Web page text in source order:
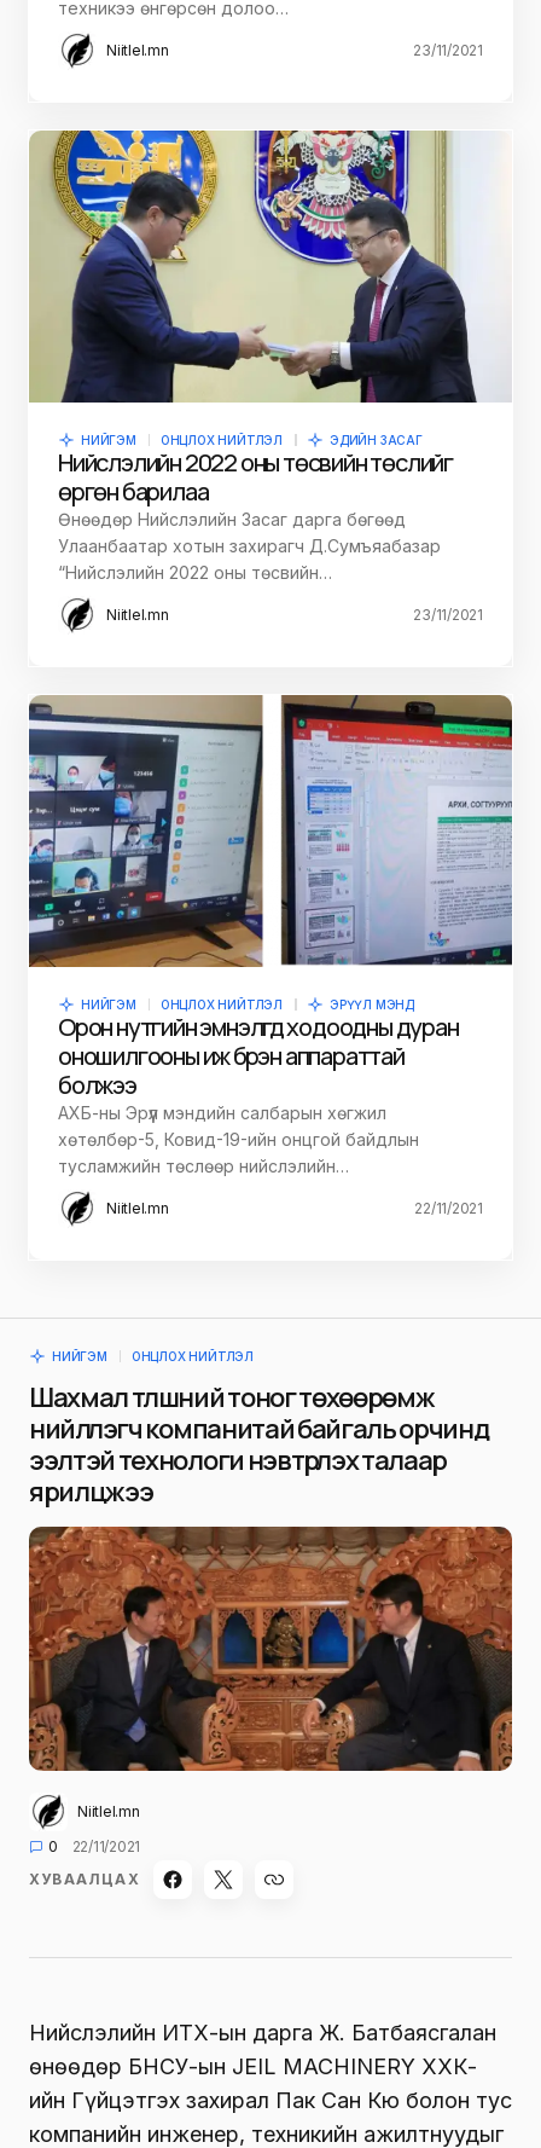
техникээ өнгөрсөн долоо…
Niitlel.mn 23/11/2021
НИЙГЭМ ОНЦЛОХ НИЙТЛЭЛ ЭДИЙН ЗАСАГ
Нийслэлийн 2022 оны төсвийн төслийг
өргөн барилаа
Өнөөдөр Нийслэлийн Засаг дарга бөгөөд
Улаанбаатар хотын захирагч Д.Сумъяабазар
“Нийслэлийн 2022 оны төсвийн…
Niitlel.mn 23/11/2021
НИЙГЭМ ОНЦЛОХ НИЙТЛЭЛ ЭРҮҮЛ МЭНД
Орон нутгийн эмнэлгүүд ходоодны дуран
оношилгооны иж бүрэн аппараттай
болжээ
АХБ-ны Эрүүл мэндийн салбарын хөгжил
хөтөлбөр-5, Ковид-19-ийн онцгой байдлын
тусламжийн төслөөр нийслэлийн…
Niitlel.mn 22/11/2021
НИЙГЭМ ОНЦЛОХ НИЙТЛЭЛ
Шахмал түлшний тоног төхөөрөмж
нийлүүлэгч компанитай байгаль орчинд
ээлтэй технологи нэвтрүүлэх талаар
ярилцжээ
Niitlel.mn
0
22/11/2021
ХУВААЛЦАХ
Нийслэлийн ИТХ-ын дарга Ж. Батбаясгалан
өнөөдөр БНСУ-ын JEIL MACHINERY ХХК-
ийн Гүйцэтгэх захирал Пак Сан Кю болон тус
компанийн инженер, техникийн ажилтнуудыг